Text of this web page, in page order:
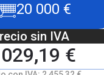
20 000 €
sin IVA
€